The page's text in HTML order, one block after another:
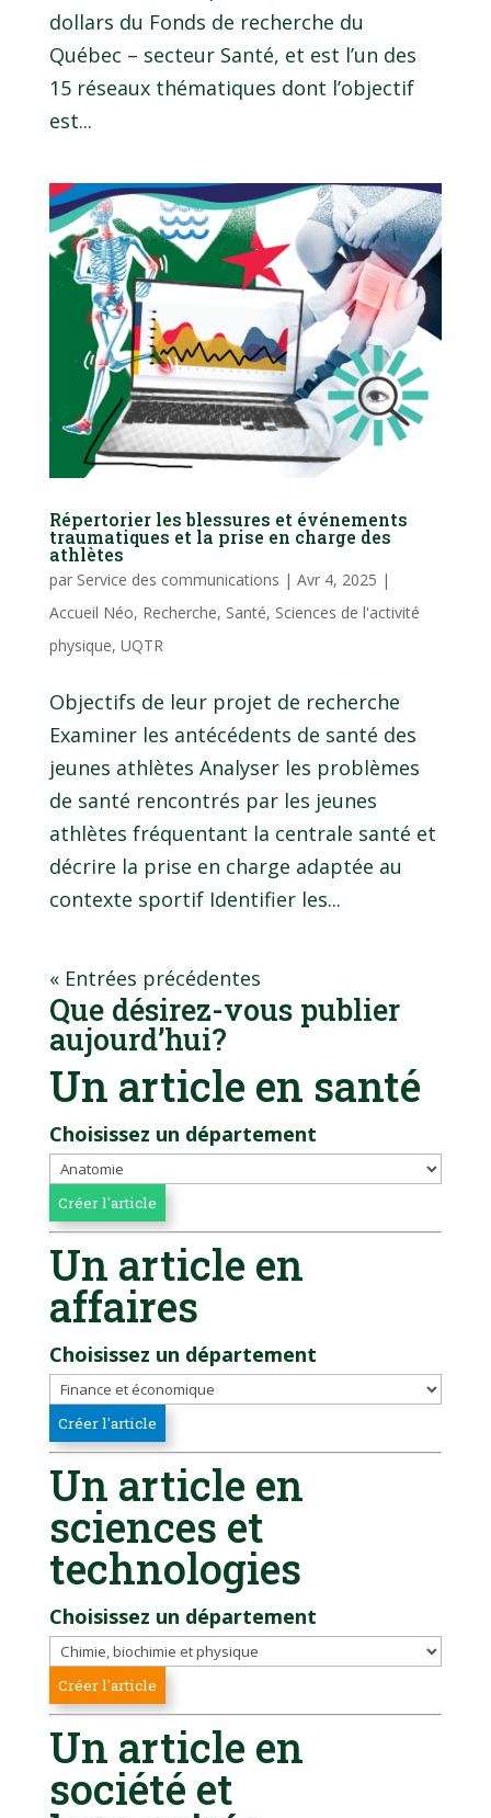
dollars du Fonds de recherche du
Québec – secteur Santé, et est l’un des
15 réseaux thématiques dont l’objectif
est...
Répertorier les blessures et événements
traumatiques et la prise en charge des
athlètes
par Service des communications | Avr 4, 2025 |
Accueil Néo, Recherche, Santé, Sciences de l'activité
physique, UQTR
Objectifs de leur projet de recherche
Examiner les antécédents de santé des
jeunes athlètes Analyser les problèmes
de santé rencontrés par les jeunes
athlètes fréquentant la centrale santé et
décrire la prise en charge adaptée au
contexte sportif Identifier les...
« Entrées précédentes
Que désirez-vous publier
aujourd’hui?
Un article en santé
Choisissez un département
Un article en
affaires
Choisissez un département
Un article en
sciences et
technologies
Choisissez un département
Un article en
société et